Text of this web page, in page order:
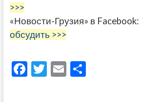
>>>
«Новости-Грузия» в Facebook:
обсудить >>>
F T E О